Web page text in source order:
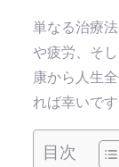
単なる治療
や疲労、そ
康から人生
れば幸いです
目次